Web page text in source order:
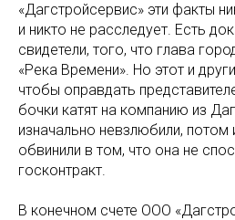
«Дагстройсервис» эти факты
и никто не расследует. Есть
свидетели, того, что глава
«Река Времени». Но этот и
чтобы оправдать
бочки катят на компанию из
изначально невзлюбили, потом
обвинили в том, что она не
госконтракт.
В конечном счете ООО